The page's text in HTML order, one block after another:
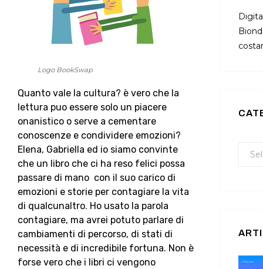
Logo BookSwap
Quanto vale la cultura? è vero che la
lettura puo essere solo un piacere
onanistico o serve a cementare
conoscenze e condividere emozioni?
Elena, Gabriella ed io siamo convinte
che un libro che ci ha reso felici possa
passare di mano con il suo carico di
emozioni e storie per contagiare la vita
di qualcunaltro. Ho usato la parola
contagiare, ma avrei potuto parlare di
cambiamenti di percorso, di stati di
necessità e di incredibile fortuna. Non è
forse vero che i libri ci vengono